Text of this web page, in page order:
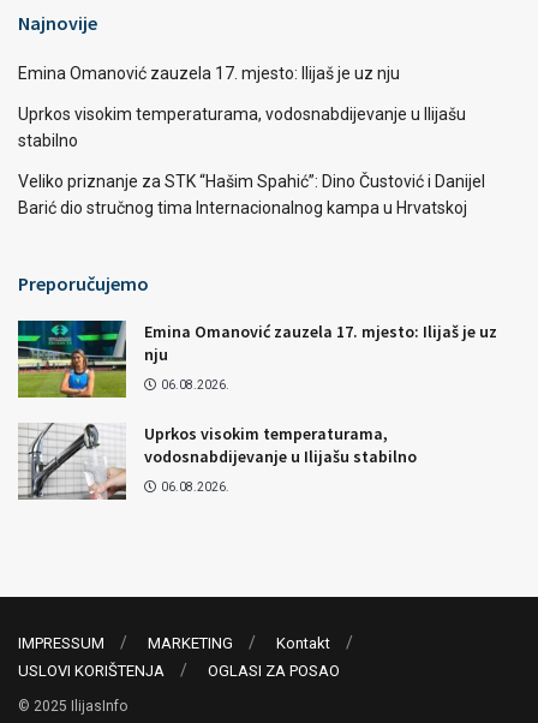
Najnovije
Emina Omanović zauzela 17. mjesto: Ilijaš je uz nju
Uprkos visokim temperaturama, vodosnabdijevanje u Ilijašu
stabilno
Veliko priznanje za STK “Hašim Spahić”: Dino Čustović i Danijel
Barić dio stručnog tima Internacionalnog kampa u Hrvatskoj
Preporučujemo
Emina Omanović zauzela 17. mjesto: Ilijaš je uz
nju
06.08.2026.
Uprkos visokim temperaturama,
vodosnabdijevanje u Ilijašu stabilno
06.08.2026.
IMPRESSUM MARKETING
Kontakt
USLOVI KORIŠTENJA
OGLASI ZA POSAO
© 2025 IlijasInfo